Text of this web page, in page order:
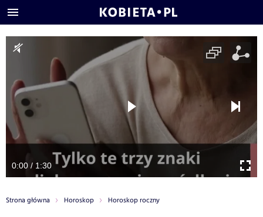
0:00 / 1:30
Strona główna Horoskop Horoskop roczny